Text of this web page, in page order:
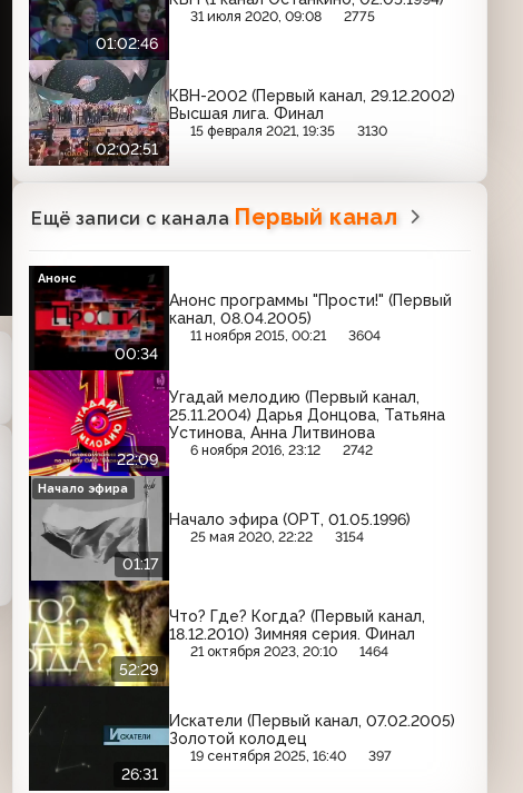
01:02:46
31 июля 2020, 09:08 2775
02:02:51
КВН-2002 (Первый канал, 29.12.2002)
Высшая лига. Финал
15 февраля 2021, 19:35 3130
Ещё записи с канала Первый канал
00:34
Анонс программы "Прости!" (Первый
канал, 08.04.2005)
11 ноября 2015, 00:21 3604
Анонс
22:09
Угадай мелодию (Первый канал,
25.11.2004) Дарья Донцова, Татьяна
Устинова, Анна Литвинова
6 ноября 2016, 23:12 2742
01:17
Начало эфира (ОРТ, 01.05.1996)
25 мая 2020, 22:22 3154
Начало эфира
52:29
Что? Где? Когда? (Первый канал,
18.12.2010) Зимняя серия. Финал
21 октября 2023, 20:10 1464
26:31
Искатели (Первый канал, 07.02.2005)
Золотой колодец
19 сентября 2025, 16:40 397